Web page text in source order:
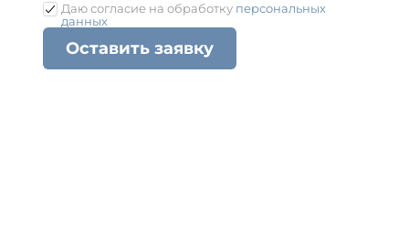
Даю согласие на обработку персональных
данных
Оставить заявку